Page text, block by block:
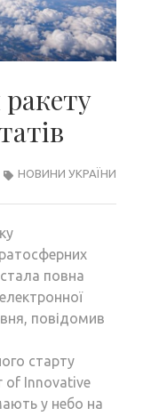
НОВИНИ УКРАЇНИ
повна
повідомив
старту
of Innovative
у небо на